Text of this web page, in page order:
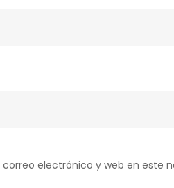
electrónico y web en este